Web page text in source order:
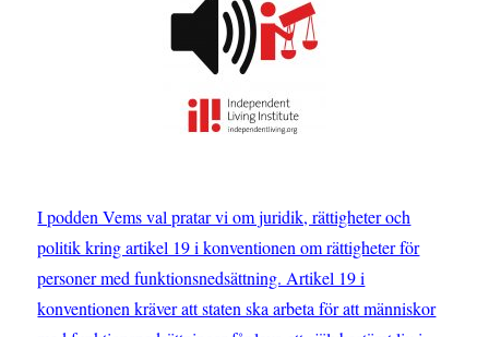
I podden Vems val pratar vi om juridik, rättigheter och
politik kring artikel 19 i konventionen om rättigheter för
personer med funktionsnedsättning. Artikel 19 i
konventionen kräver att staten ska arbeta för att människor